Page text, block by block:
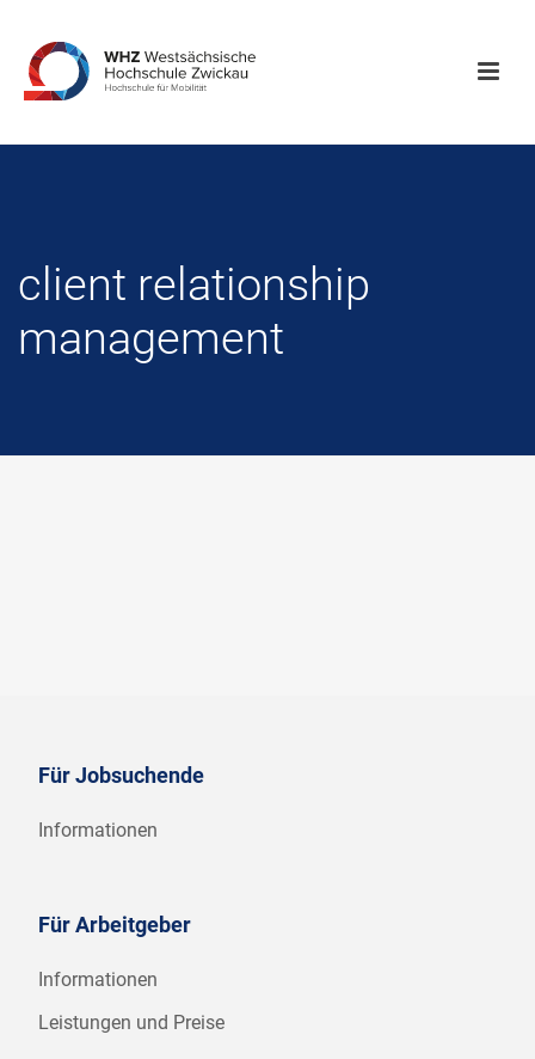
client relationship
management
Für Jobsuchende
Informationen
Für Arbeitgeber
Informationen
Leistungen und Preise